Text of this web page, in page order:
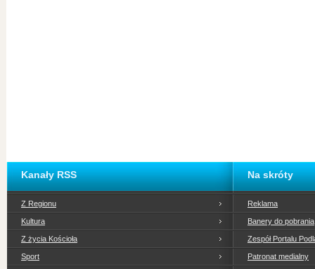
Kanały RSS
Z Regionu
Kultura
Z życia Kościoła
Sport
Na skróty
Reklama
Banery do pobrania
Zespół Portalu
Patronat medialny